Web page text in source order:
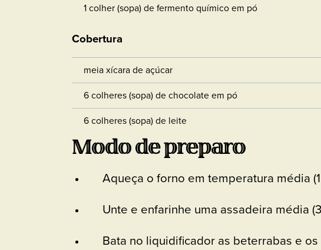
1 colher (sopa) de fermento químico em pó
Cobertura
meia xícara de açúcar
6 colheres (sopa) de chocolate em pó
6 colheres (sopa) de leite
Modo de preparo
Aqueça o forno em temperatura média
Unte e enfarinhe uma assadeira média
Bata no liquidificador as beterrabas e